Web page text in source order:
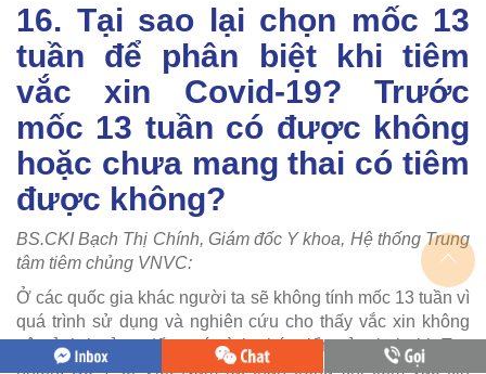
16. Tại sao lại chọn mốc 13
tuần để phân biệt khi tiêm
vắc xin Covid-19? Trước
mốc 13 tuần có được không
hoặc chưa mang thai có tiêm
được không?
BS.CKI Bạch Thị Chính, Giám đốc Y khoa, Hệ thống Trung
tâm tiêm chủng VNVC:
Ở các quốc gia khác người ta sẽ không tính mốc 13 tuần vì
quá trình sử dụng và nghiên cứu cho thấy vắc xin không
gây ảnh hưởng đến quá trình phát triển của thai nhi. Tuy
nhiên, Bộ Y tế Việt Nam rất thận trọng khi tiêm vắc xin